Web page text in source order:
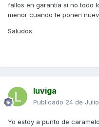
fallos en garantía si no todo
menor cuando te ponen
Saludos
luviga
Publicado 24 de
Yo estoy a punto de